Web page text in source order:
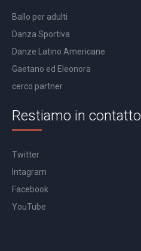
Ballo per adulti
Danza Sportiva
Danze Latino Americane
Gaetano ed Eleonora
cerco partner
Restiamo in contatto
Twitter
Intagram
Facebook
YouTube